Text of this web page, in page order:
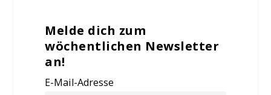
Melde dich zum
wöchentlichen Newsletter
an!
E-Mail-Adresse